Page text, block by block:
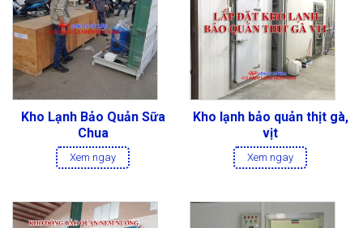
Kho Lạnh Bảo Quản Sữa
Chua
Xem ngay
Kho lạnh bảo quản thịt gà,
vịt
Xem ngay